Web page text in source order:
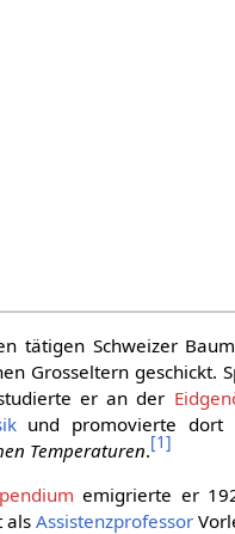
tätigen Schweizer
Grosseltern
er an der
und promovierte dort
Temperaturen.[1]
emigrierte er
alsAssistenzprofessor